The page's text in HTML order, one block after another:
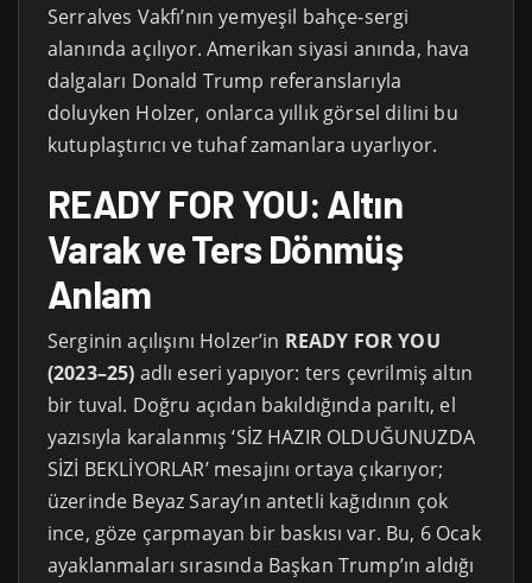
Serralves Vakfı’nın yemyeşil bahçe-sergi
alanında açılıyor. Amerikan siyasi anında, hava
dalgaları Donald Trump referanslarıyla
doluyken Holzer, onlarca yıllık görsel dilini bu
kutuplaştırıcı ve tuhaf zamanlara uyarlıyor.
READY FOR YOU: Altın
Varak ve Ters Dönmüş
Anlam
Serginin açılışını Holzer’in READY FOR YOU
(2023–25) adlı eseri yapıyor: ters çevrilmiş altın
bir tuval. Doğru açıdan bakıldığında parıltı, el
yazısıyla karalanmış ‘SİZ HAZIR OLDUĞUNUZDA
SİZİ BEKLİYORLAR’ mesajını ortaya çıkarıyor;
üzerinde Beyaz Saray’ın antetli kağıdının çok
ince, göze çarpmayan bir baskısı var. Bu, 6 Ocak
ayaklanmaları sırasında Başkan Trump’ın aldığı